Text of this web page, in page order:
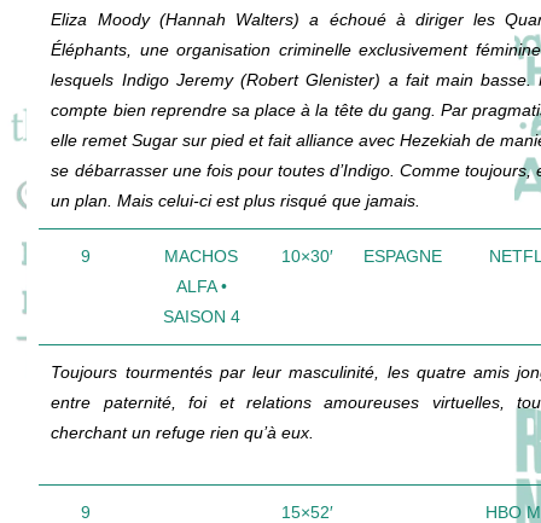
Eliza Moody (Hannah Walters) a échoué à diriger les
Éléphants, une organisation criminelle exclusivement
lesquels Indigo Jeremy (Robert Glenister) a fait main basse.
compte bien reprendre sa place à la tête du gang. Par
elle remet Sugar sur pied et fait alliance avec Hezekiah de
se débarrasser une fois pour toutes d’Indigo. Comme toujours,
un plan. Mais celui-ci est plus risqué que jamais.
9
MACHOS
ALFA •
SAISON 4
10×30′ ESPAGNE
Toujours tourmentés par leur masculinité, les quatre amis
entre paternité, foi et relations amoureuses virtuelles,
cherchant un refuge rien qu’à eux.
9
15×52′ HBO